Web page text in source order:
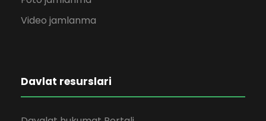
Video jamlanma
Davlat resurslari